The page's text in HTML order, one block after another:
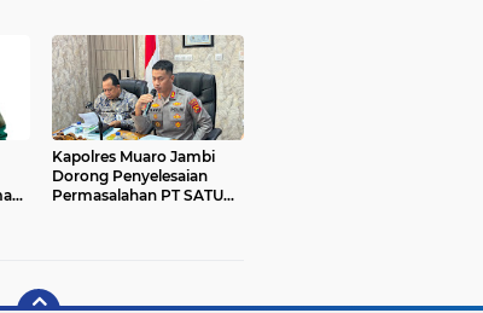
Kapolres Muaro Jambi
Dorong Penyelesaian
Permasalahan PT SATU